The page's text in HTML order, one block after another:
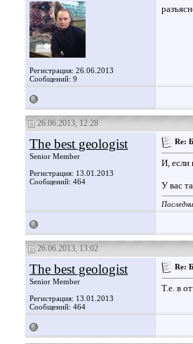
Регистрация: 26.06.2013
Сообщений: 9
26.06.2013, 12:28
The best geologist
Senior Member
Регистрация: 13.01.2013
Сообщений: 464
Re:
И, если
У вас
26.06.2013, 13:02
The best geologist
Senior Member
Регистрация: 13.01.2013
Сообщений: 464
Re:
Т.е. в